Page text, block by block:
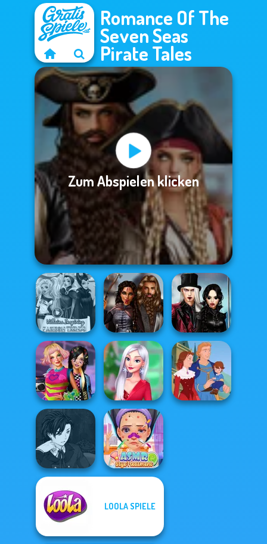
Romance Of The
Seven Seas
Pirate Tales
Zum Abspielen klicken
Villains Inspiring
Fashion Tre...
Medieval
Princesses
Twilight
Enchantment
Vampire R...
BFFs Weirdcore
Aesthetic
My Christmas
Party Prep
Manga Creator
Vampire Hunter
P...
ASMR Stye
LOOLA SPIELE